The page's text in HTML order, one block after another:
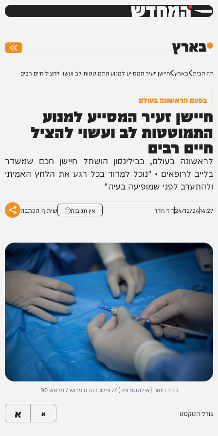
המחדש
בארץ
דף הבית בארץ חיישן זעיר המסייע למנוע התמוטטות לב ועשוי להציל חיים רבים
בפעם הראשונה בעולם
חיישן זעיר המסייע למנוע
התמוטטות לב ועשוי להציל
חיים רבים
לראשונה בעולם, בבילינסון הושתל חיישן חכם שמשדר
בלייב לרופאים • "נוכל למדוד בכל רגע את הלחץ האמיתי
ולהתערב לפני שמופיעה בעיה"
14:27
24/12/24דוד חדד אין תגובות שיתוף הכתבה
חדר ניתוח (אילוסטרציה) // צילום: הדס פרוש / פלאש 90
גודל הטקסט א א